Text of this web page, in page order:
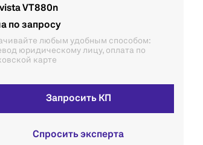
VT880n
по запросу
любым удобным способом:
юридическому лицу, оплата по
карте
Запросить КП
Спросить эксперта